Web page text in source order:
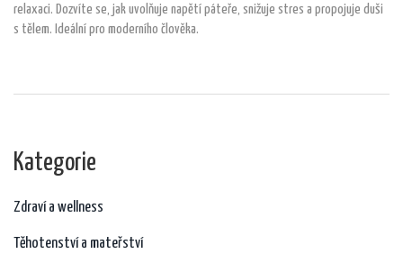
relaxaci. Dozvíte se, jak uvolňuje napětí páteře, snižuje stres a propojuje duši
s tělem. Ideální pro moderního člověka.
Kategorie
Zdraví a wellness
Těhotenství a mateřství